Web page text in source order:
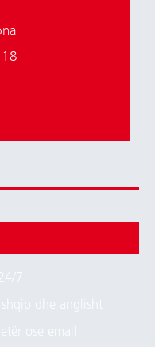
18
7
dhe anglisht
ose email